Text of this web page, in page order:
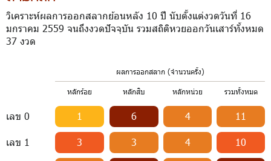
วิเคราะห์ผลการออกสลากย้อนหลัง 10 ปี นับตั้งแต่งวดวันที่ 16
มกราคม 2559 จนถึงงวดปัจจุบัน รวมสถิติหวยออกวันเสาร์ทั้งหมด
37 งวด
ผลการออกสลาก (จำนวนครั้ง)
หลักร้อย หลักสิบ หลักหน่วย รวมทั้งหมด
เลข 0 1 6 4 11
เลข 1 3 3 4 10